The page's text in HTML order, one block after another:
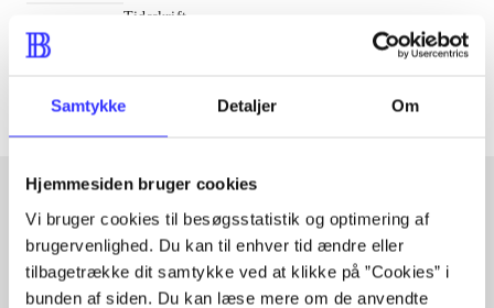
Samtykke Detaljer Om
Hjemmesiden bruger cookies
Vi bruger cookies til besøgsstatistik og optimering af
brugervenlighed. Du kan til enhver tid ændre eller
tilbagetrække dit samtykke ved at klikke på ”Cookies” i
bunden af siden. Du kan læse mere om de anvendte
Tidsskrift
Artiklerne i
Artikler med samme emner
Fra